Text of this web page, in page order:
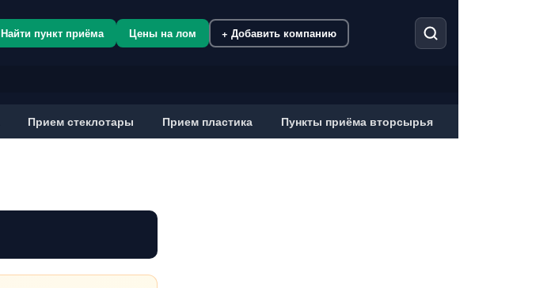
Найти пункт приёма Цены на лом + Добавить компанию
Прием стеклотары Прием пластика Пункты приёма вторсырья